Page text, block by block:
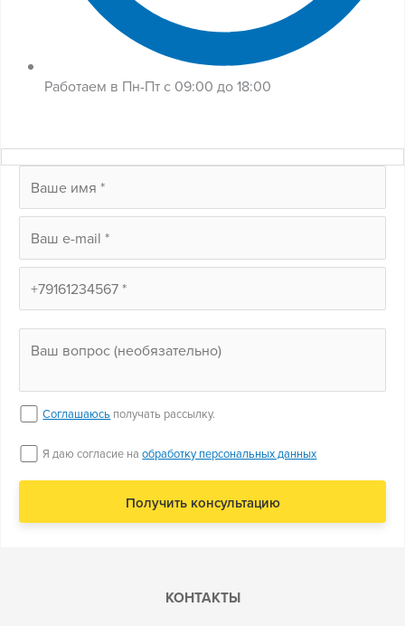
Работаем в Пн-Пт с 09:00 до 18:00
Соглашаюсь получать рассылку.
Я даю согласие наобработку персональных данных
КОНТАКТЫ